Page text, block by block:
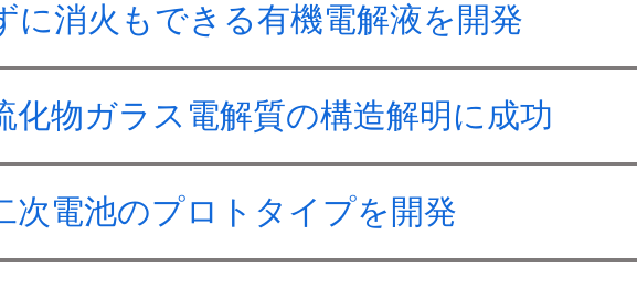
に消火もできる有機電解液を開発
化物ガラス電解質の構造解明に成功
次電池のプロトタイプを開発